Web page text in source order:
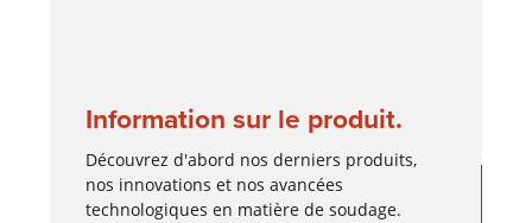
Information sur le produit.
Découvrez d'abord nos derniers produits,
nos innovations et nos avancées
technologiques en matière de soudage.